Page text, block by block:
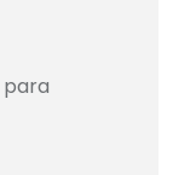
para